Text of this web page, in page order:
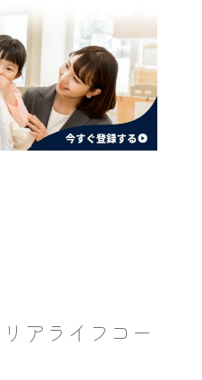
アライフコー